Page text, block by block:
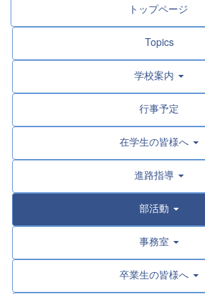
トップページ
Topics
学校案内
行事予定
在学生の皆様へ
進路指導
部活動
事務室
卒業生の皆様へ